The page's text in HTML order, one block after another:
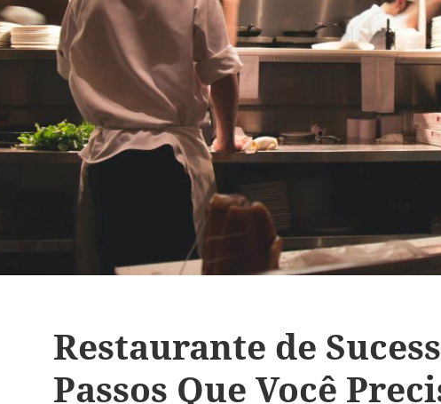
Restaurante de
Passos Que Você